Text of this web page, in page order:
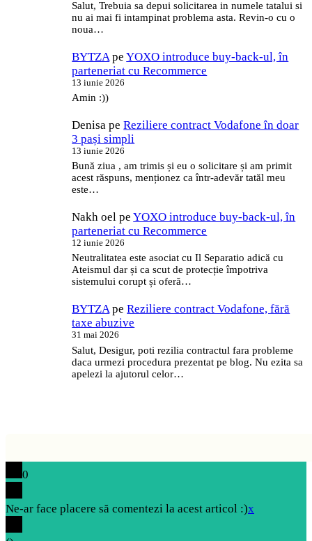
Salut, Trebuia sa depui solicitarea in numele tatalui si
nu ai mai fi intampinat problema asta. Revin-o cu o
noua…
BYTZA peYOXO introduce buy-back-ul, în
parteneriat cu Recommerce
13 iunie 2026
Amin :))
Denisa peReziliere contract Vodafone în doar
3 pași simpli
13 iunie 2026
Bună ziua , am trimis și eu o solicitare și am primit
acest răspuns, menționez ca într-adevăr tatăl meu
este…
Nakh oel peYOXO introduce buy-back-ul, în
parteneriat cu Recommerce
12 iunie 2026
Neutralitatea este asociat cu Il Separatio adică cu
Ateismul dar și ca scut de protecție împotriva
sistemului corupt și oferă…
BYTZApeReziliere contract Vodafone, fără
taxe abuzive
31 mai 2026
Salut, Desigur, poti rezilia contractul fara probleme
daca urmezi procedura prezentat pe blog. Nu ezita sa
apelezi la ajutorul celor…
0
Ne-ar face placere să comentezi la acest articol :)x